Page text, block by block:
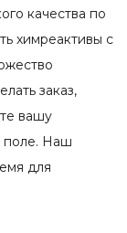
качества по
химреактивы с
заказ,
вашу
поле. Наш
для